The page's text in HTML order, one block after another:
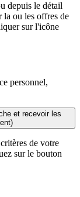
depuis le détail
la ou les offres de
sur l'icône
personnel,
et recevoir les
de votre
sur le bouton